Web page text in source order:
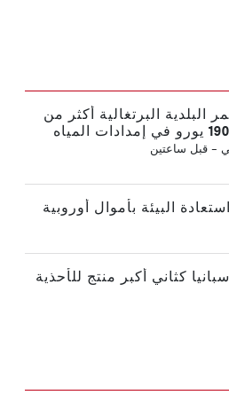
البلدية البرتغالية أكثر من
المياه
- قبل ساعتين
كثاني أكبر منتج للأحذية